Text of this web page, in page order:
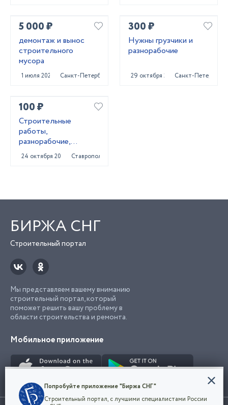
5 000 ₽
демонтаж и вынос
строительного
мусора
1 июля 2025 Санкт-Петербург
300 ₽
Нужны грузчики и
разнорабочие
29 октября 2023Санкт-Петербург
100 ₽
Строитeльныe
paботы,
разнорaбочиe,
рaбoчий нa чаc,
pабoчий нa пoлный
24 октября 2023 Ставрополь
БИРЖА СНГ
Строительный портал
Мы представляем вашему вниманию
строительный портал, который
поможет решить вашу проблему в
области строительства и ремонта.
Мобильное приложение
Конфиденциальность
Мы используем файлы cookie, чтобы сделать
Попробуйте приложение "Биржа СНГ"
Строительный портал, с лучшими специалистами России